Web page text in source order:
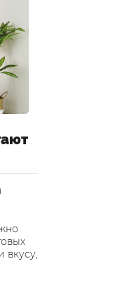
вкусу,